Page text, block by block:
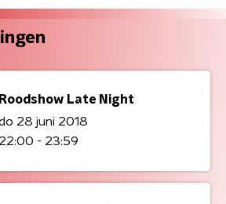
Roodshow Late Night
28 juni 2018
22:00 - 23:59